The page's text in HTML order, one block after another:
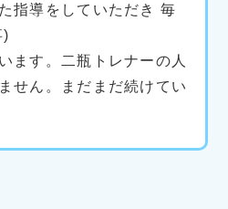
指導をしていただき 毎
)
ます。二瓶トレナーの人
せん。まだまだ続けてい